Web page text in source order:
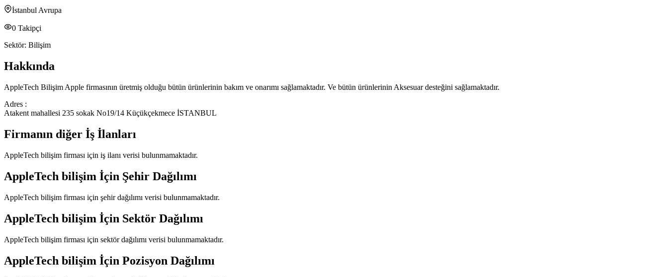
İstanbul Avrupa
0 Takipçi
Sektör: Bilişim
Hakkında
AppleTech Bilişim Apple firmasının üretmiş olduğu bütün ürünlerinin bakım ve onarımı sağlamaktadır. Ve bütün ürünlerinin Aksesuar desteğini sağlamaktadır.
Adres :
Atakent mahallesi 235 sokak No19/14 Küçükçekmece İSTANBUL
Firmanın diğer İş İlanları
AppleTech bilişim firması için iş ilanı verisi bulunmamaktadır.
AppleTech bilişim İçin Şehir Dağılımı
AppleTech bilişim firması için şehir dağılımı verisi bulunmamaktadır.
AppleTech bilişim İçin Sektör Dağılımı
AppleTech bilişim firması için sektör dağılımı verisi bulunmamaktadır.
AppleTech bilişim İçin Pozisyon Dağılımı